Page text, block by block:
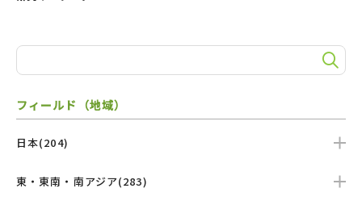
フィールド（地域）
日本(204)
東・東南・南アジア(283)